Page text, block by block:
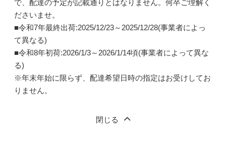
で、配達の予定が記載通りとはなりません。何卒ご理解く
ださいませ。
■令和7年最終出荷:2025/12/23～2025/12/28(事業者によっ
て異なる)
■令和8年初荷:2026/1/3～2026/1/14頃(事業者によって異な
る)
※年末年始に限らず、配達希望日時の指定はお受けしてお
りません。
閉じる